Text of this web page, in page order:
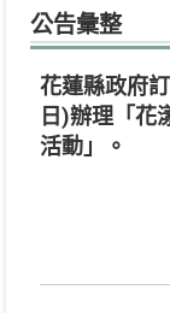
公告彙整
花蓮縣政府
日)辦理「花
活動」。